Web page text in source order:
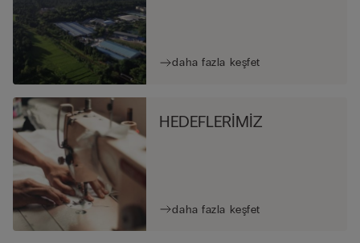
daha fazla keşfet
HEDEFLERİMİZ
daha fazla keşfet